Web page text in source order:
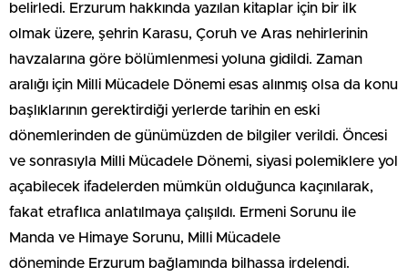
belirledi. Erzurum hakkında yazılan kitaplar için bir ilk
olmak üzere, şehrin Karasu, Çoruh ve Aras nehirlerinin
havzalarına göre bölümlenmesi yoluna gidildi. Zaman
aralığı için Milli Mücadele Dönemi esas alınmış olsa da konu
başlıklarının gerektirdiği yerlerde tarihin en eski
dönemlerinden de günümüzden de bilgiler verildi. Öncesi
ve sonrasıyla Milli Mücadele Dönemi, siyasi polemiklere yol
açabilecek ifadelerden mümkün olduğunca kaçınılarak,
fakat etraflıca anlatılmaya çalışıldı. Ermeni Sorunu ile
Manda ve Himaye Sorunu, Milli Mücadele
döneminde Erzurum bağlamında bilhassa irdelendi.